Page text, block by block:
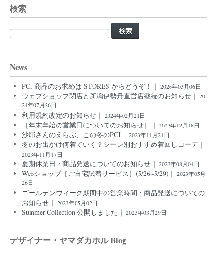
検索
検
索:
News
PCI 商品のお求めは STORES からどうぞ！｜ 2026年03月06日
ウェブショップ閉店と新潟伊勢丹直営店継続のお知らせ｜ 20
24年07月26日
利用規約改定のお知らせ｜ 2024年02月21日
［年末年始の営業日についてのお知らせ］｜ 2023年12月18日
沙耶さんのえらぶ、この冬のPCI｜ 2023年11月21日
冬のお出かけ何着ていく？シーン別おすすめ着回しコーデ｜
2023年11月17日
夏期休業日・商品発送についてのお知らせ｜ 2023年08月04日
Webショップ［ご自宅試着サービス］(5/26~5/29)｜ 2023年05月
26日
ゴールデンウィーク期間中の営業時間・商品発送についての
お知らせ｜ 2023年05月02日
Summer Collection 公開しました｜ 2023年03月29日
デザイナー・ヤマダカホル Blog